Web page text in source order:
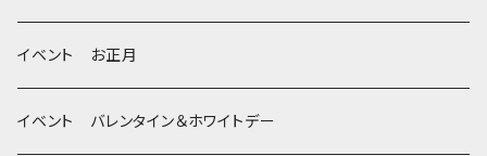
季節限定 クリスマス
Wonderful Kitchen / (旧)P-ball
除菌・抗菌・消臭
耳
イベント お正月
イベント バレンタイン＆ホワイトデー